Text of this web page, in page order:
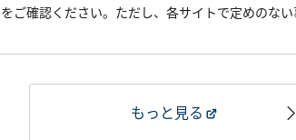
をご確認ください。ただし、各サイトで定めのな
もっと見る